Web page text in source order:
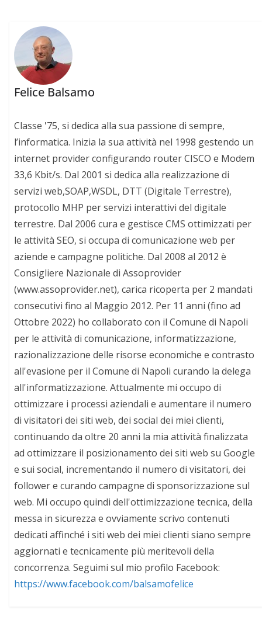
Felice Balsamo
Classe '75, si dedica alla sua passione di sempre,
l’informatica. Inizia la sua attività nel 1998 gestendo un
internet provider configurando router CISCO e Modem
33,6 Kbit/s. Dal 2001 si dedica alla realizzazione di
servizi web,SOAP,WSDL, DTT (Digitale Terrestre),
protocollo MHP per servizi interattivi del digitale
terrestre. Dal 2006 cura e gestisce CMS ottimizzati per
le attività SEO, si occupa di comunicazione web per
aziende e campagne politiche. Dal 2008 al 2012 è
Consigliere Nazionale di Assoprovider
(www.assoprovider.net), carica ricoperta per 2 mandati
consecutivi fino al Maggio 2012. Per 11 anni (fino ad
Ottobre 2022) ho collaborato con il Comune di Napoli
per le attività di comunicazione, informatizzazione,
razionalizzazione delle risorse economiche e contrasto
all'evasione per il Comune di Napoli curando la delega
all'informatizzazione. Attualmente mi occupo di
ottimizzare i processi aziendali e aumentare il numero
di visitatori dei siti web, dei social dei miei clienti,
continuando da oltre 20 anni la mia attività finalizzata
ad ottimizzare il posizionamento dei siti web su Google
e sui social, incrementando il numero di visitatori, dei
follower e curando campagne di sponsorizzazione sul
web. Mi occupo quindi dell'ottimizzazione tecnica, della
messa in sicurezza e ovviamente scrivo contenuti
dedicati affinché i siti web dei miei clienti siano sempre
aggiornati e tecnicamente più meritevoli della
concorrenza. Seguimi sul mio profilo Facebook:
https://www.facebook.com/balsamofelice